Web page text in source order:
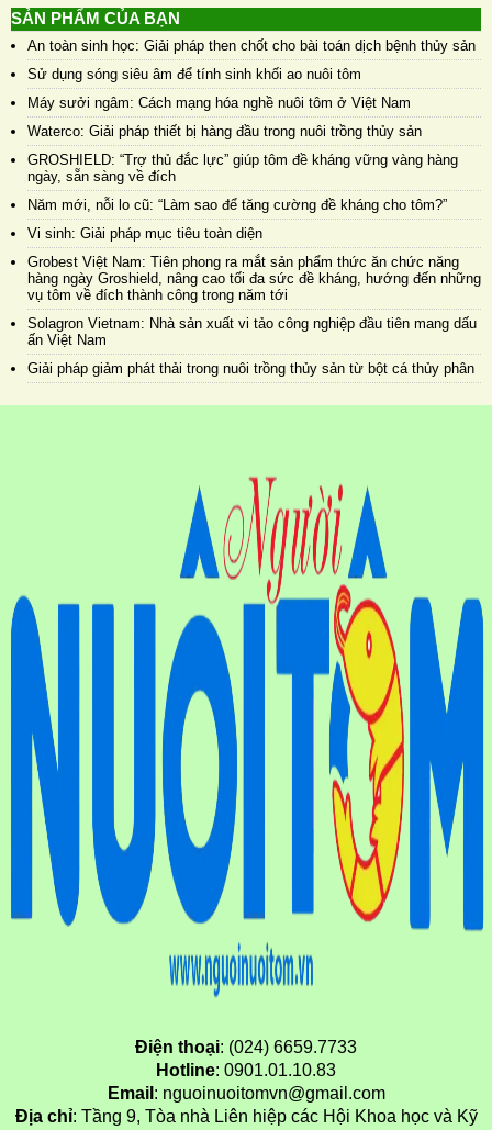
SẢN PHẨM CỦA BẠN
An toàn sinh học: Giải pháp then chốt cho bài toán dịch bệnh thủy sản
Sử dụng sóng siêu âm để tính sinh khối ao nuôi tôm
Máy sưởi ngâm: Cách mạng hóa nghề nuôi tôm ở Việt Nam
Waterco: Giải pháp thiết bị hàng đầu trong nuôi trồng thủy sản
GROSHIELD: “Trợ thủ đắc lực” giúp tôm đề kháng vững vàng hàng
ngày, sẵn sàng về đích
Năm mới, nỗi lo cũ: “Làm sao để tăng cường đề kháng cho tôm?”
Vi sinh: Giải pháp mục tiêu toàn diện
Grobest Việt Nam: Tiên phong ra mắt sản phẩm thức ăn chức năng
hàng ngày Groshield, nâng cao tối đa sức đề kháng, hướng đến những
vụ tôm về đích thành công trong năm tới
Solagron Vietnam: Nhà sản xuất vi tảo công nghiệp đầu tiên mang dấu
ấn Việt Nam
Giải pháp giảm phát thải trong nuôi trồng thủy sản từ bột cá thủy phân
Điện thoại: (024) 6659.7733
Hotline: 0901.01.10.83
Email : nguoinuoitomvn@gmail.com
Địa chỉ: Tầng 9, Tòa nhà Liên hiệp các Hội Khoa học và Kỹ